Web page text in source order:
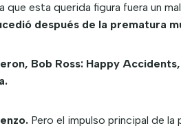
esta querida figura fuera un
después de la prematura
Bob Ross: Happy
Pero el impulso principal de